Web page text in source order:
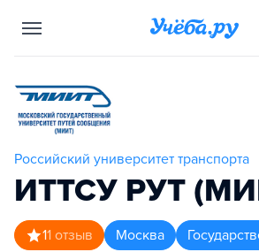
Российский университет транспорта
ИТТСУ РУТ
11 отзыв Москва